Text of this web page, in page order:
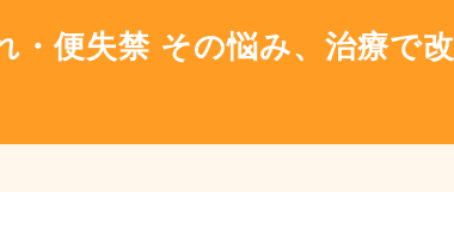
・便失禁 その悩み、治療で改